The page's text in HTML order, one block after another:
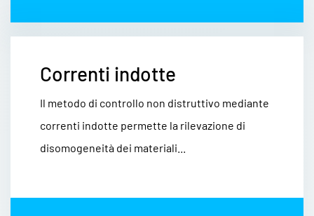
Correnti indotte
Il metodo di controllo non distruttivo mediante
correnti indotte permette la rilevazione di
disomogeneità dei materiali...